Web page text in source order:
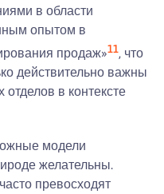
в области
опытом в
продаж»11, что
действительно важны
в контексте
модели
желательны.
превосходят